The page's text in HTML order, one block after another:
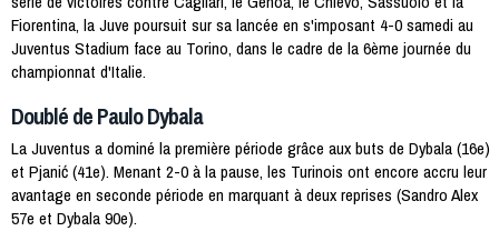
Fiorentina, la Juve poursuit sur sa lancée en s'imposant 4-0 samedi au
Juventus Stadium face au Torino, dans le cadre de la 6ème journée du
championnat d'Italie.
Doublé de Paulo Dybala
La Juventus a dominé la première période grâce aux buts de Dybala (16e)
et Pjanić (41e). Menant 2-0 à la pause, les Turinois ont encore accru leur
avantage en seconde période en marquant à deux reprises (Sandro Alex
57e et Dybala 90e).